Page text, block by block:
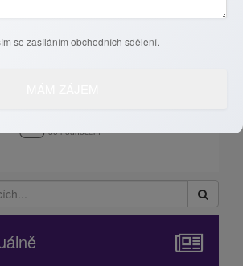
se zasíláním obchodních sdělení.